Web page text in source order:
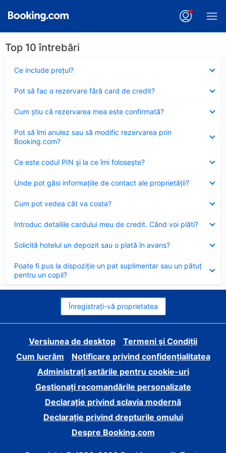
Top 10 întrebări
Ce include preţul?
închis
Pot să fac o rezervare fără card de credit?
închis
Cum ştiu că rezervarea mea este confirmată?
închis
Pot să îmi anulez sau să modific rezervarea prin
Booking.com?
închis
Ce este codul PIN şi la ce îmi foloseşte?
închis
Unde pot găsi informațiile de contact ale proprietății?
închis
Cum pot vedea cât va costa?
închis
Introduc detaliile cardului meu de credit. Când voi plăti?
închis
Solicită hotelul un depozit sau o plată în avans?
închis
Poate fi pus la dispoziție un pat suplimentar sau un pătuț
pentru un copil?
închis
Înregistrați-vă proprietatea
Versiunea de desktop
Termeni și Condiții
Cum lucrăm
Notificare privind confidențialitatea
Administrați setările pentru cookie-uri
Gestionați recomandările personalizate
Declarație privind sclavia modernă
Declarație privind drepturile omului
Despre Booking.com